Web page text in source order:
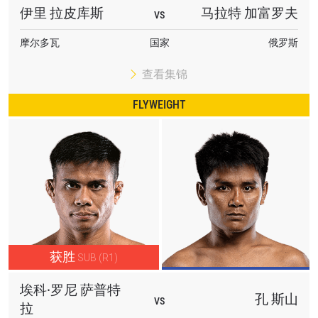
伊里 拉皮库斯 VS 马拉特 加富罗夫
摩尔多瓦 国家 俄罗斯
查看集锦
FLYWEIGHT
获胜 SUB (R1)
埃科·罗尼 萨普特
拉
VS 孔 斯山